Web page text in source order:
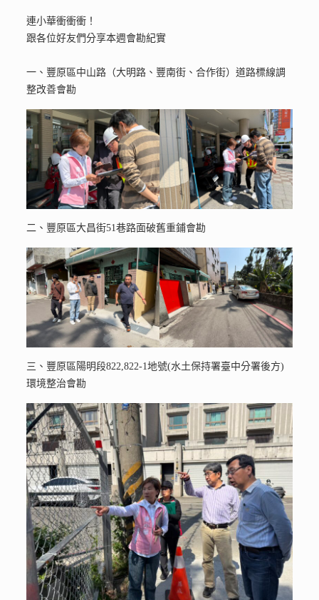
連小華衝衝衝！
跟各位好友們分享本週會勘紀實
一、豐原區中山路（大明路、豐南街、合作街）道路標線調
整改善會勘
二、豐原區大昌街51巷路面破舊重鋪會勘
三、豐原區陽明段822,822-1地號(水土保持署臺中分署後方)
環境整治會勘